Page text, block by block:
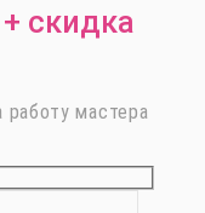
+ скидка
мастера